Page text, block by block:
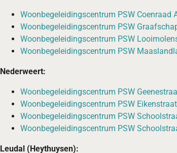
Woonbegeleidingscentrum PSW Coenraad
Woonbegeleidingscentrum PSW
Woonbegeleidingscentrum PSW
Woonbegeleidingscentrum PSW
Nederweert:
Woonbegeleidingscentrum PSW
Woonbegeleidingscentrum PSW Eikenstraat
Woonbegeleidingscentrum PSW
Woonbegeleidingscentrum PSW
Leudal (Heythuysen):